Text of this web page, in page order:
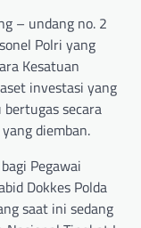
– undang no. 2
Polri yang
Kesatuan
investasi yang
secara
diemban.
Pegawai
Dokkes Polda
saat ini sedang